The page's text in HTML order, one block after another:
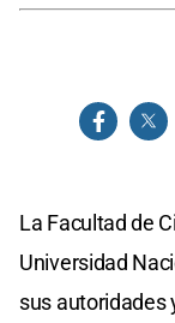
La Facultad de
Universidad
sus autoridades